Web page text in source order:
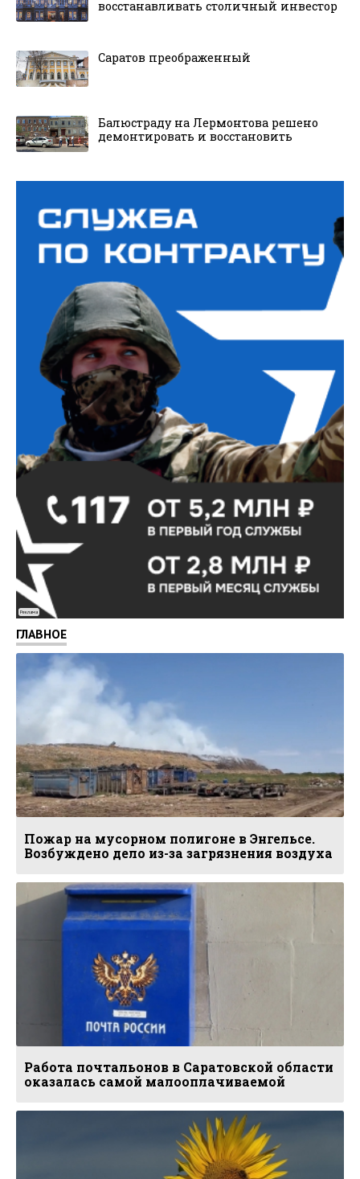
восстанавливать столичный инвестор
Саратов преображенный
Балюстраду на Лермонтова решено
демонтировать и восстановить
Реклама
ГЛАВНОЕ
Пожар на мусорном полигоне в Энгельсе.
Возбуждено дело из-за загрязнения воздуха
Работа почтальонов в Саратовской области
оказалась самой малооплачиваемой